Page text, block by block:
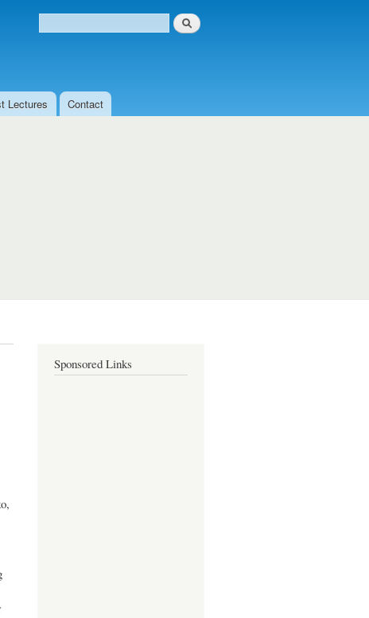
Search form
Search
Lectures Contact
Sponsored Links